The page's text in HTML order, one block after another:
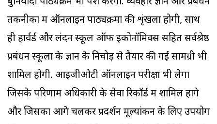
तकनीकों में ऑनलाइन पाठ्यक्रमों की शृंखला होगी, साथ
ही हार्वर्ड और लंदन स्कूल ऑफ इकोनॉमिक्स सहित सर्वश्रेष्ठ
प्रबंधन स्कूलों के ज्ञान के निचोड़ से तैयार की गई सामग्री भी
शामिल होगी. आइजीओटी ऑनलाइन परीक्षा भी लेगा
जिसके परिणाम अधिकारी के सेवा रिकॉर्ड में शामिल होंगे
और जिसका आगे चलकर प्रदर्शन मूल्यांकन के लिए उपयोग